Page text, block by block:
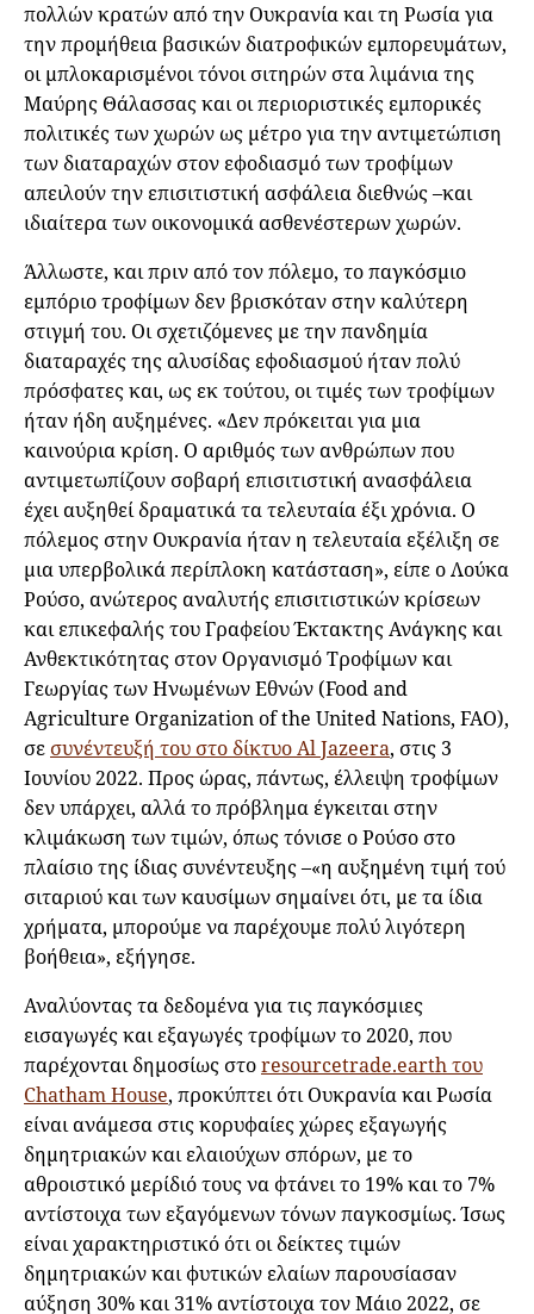
πολλών κρατών από την Ουκρανία και τη Ρωσία για
την προμήθεια βασικών διατροφικών εμπορευμάτων,
οι μπλοκαρισμένοι τόνοι σιτηρών στα λιμάνια της
Μαύρης Θάλασσας και οι περιοριστικές εμπορικές
πολιτικές των χωρών ως μέτρο για την αντιμετώπιση
των διαταραχών στον εφοδιασμό των τροφίμων
απειλούν την επισιτιστική ασφάλεια διεθνώς –και
ιδιαίτερα των οικονομικά ασθενέστερων χωρών.
Άλλωστε, και πριν από τον πόλεμο, το παγκόσμιο
εμπόριο τροφίμων δεν βρισκόταν στην καλύτερη
στιγμή του. Οι σχετιζόμενες με την πανδημία
διαταραχές της αλυσίδας εφοδιασμού ήταν πολύ
πρόσφατες και, ως εκ τούτου, οι τιμές των τροφίμων
ήταν ήδη αυξημένες. «Δεν πρόκειται για μια
καινούρια κρίση. Ο αριθμός των ανθρώπων που
αντιμετωπίζουν σοβαρή επισιτιστική ανασφάλεια
έχει αυξηθεί δραματικά τα τελευταία έξι χρόνια. Ο
πόλεμος στην Ουκρανία ήταν η τελευταία εξέλιξη σε
μια υπερβολικά περίπλοκη κατάσταση», είπε ο Λούκα
Ρούσο, ανώτερος αναλυτής επισιτιστικών κρίσεων
και επικεφαλής του Γραφείου Έκτακτης Ανάγκης και
Ανθεκτικότητας στον Οργανισμό Τροφίμων και
Γεωργίας των Ηνωμένων Εθνών (Food and
Agriculture Organization of the United Nations, FAO),
σε συνέντευξή του στο δίκτυο Al Jazeera, στις 3
Ιουνίου 2022. Προς ώρας, πάντως, έλλειψη τροφίμων
δεν υπάρχει, αλλά το πρόβλημα έγκειται στην
κλιμάκωση των τιμών, όπως τόνισε ο Ρούσο στο
πλαίσιο της ίδιας συνέντευξης –«η αυξημένη τιμή τού
σιταριού και των καυσίμων σημαίνει ότι, με τα ίδια
χρήματα, μπορούμε να παρέχουμε πολύ λιγότερη
βοήθεια», εξήγησε.
Αναλύοντας τα δεδομένα για τις παγκόσμιες
εισαγωγές και εξαγωγές τροφίμων το 2020, που
παρέχονται δημοσίως στοresourcetrade.earth του
Chatham House, προκύπτει ότι Ουκρανία και Ρωσία
είναι ανάμεσα στις κορυφαίες χώρες εξαγωγής
δημητριακών και ελαιούχων σπόρων, με το
αθροιστικό μερίδιό τους να φτάνει το 19% και το 7%
αντίστοιχα των εξαγόμενων τόνων παγκοσμίως. Ίσως
είναι χαρακτηριστικό ότι οι δείκτες τιμών
δημητριακών και φυτικών ελαίων παρουσίασαν
αύξηση 30% και 31% αντίστοιχα τον Μάιο 2022, σε